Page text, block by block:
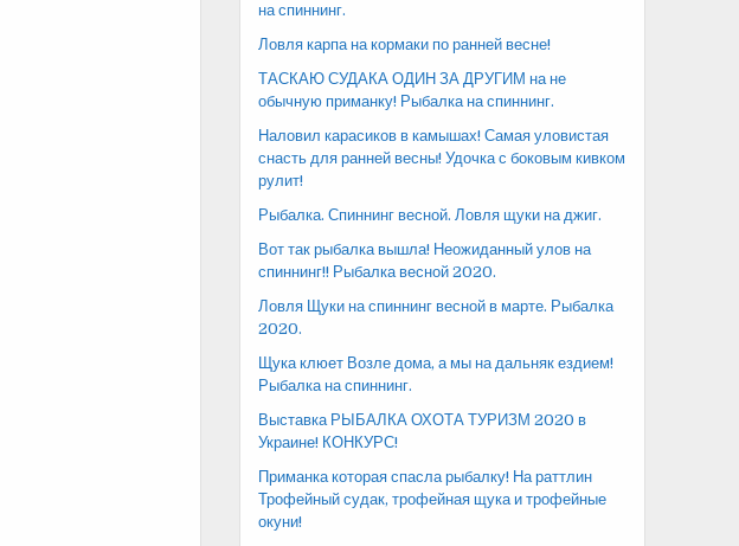
на спиннинг.
Ловля карпа на кормаки по ранней весне!
ТАСКАЮ СУДАКА ОДИН ЗА ДРУГИМ на не
обычную приманку! Рыбалка на спиннинг.
Наловил карасиков в камышах! Самая уловистая
снасть для ранней весны! Удочка с боковым кивком
рулит!
Рыбалка. Спиннинг весной. Ловля щуки на джиг.
Вот так рыбалка вышла! Неожиданный улов на
спиннинг!! Рыбалка весной 2020.
Ловля Щуки на спиннинг весной в марте. Рыбалка
2020.
Щука клюет Возле дома, а мы на дальняк ездием!
Рыбалка на спиннинг.
Выставка РЫБАЛКА ОХОТА ТУРИЗМ 2020 в
Украине! КОНКУРС!
Приманка которая спасла рыбалку! На раттлин
Трофейный судак, трофейная щука и трофейные
окуни!